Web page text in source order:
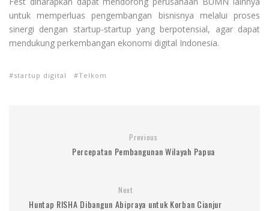
untuk memperluas pengembangan bisnisnya melalui proses
sinergi dengan startup-startup yang berpotensial, agar dapat
mendukung perkembangan ekonomi digital Indonesia.
startup digital Telkom
Previous
Percepatan Pembangunan Wilayah Papua
Next
Huntap RISHA Dibangun Abipraya untuk Korban Cianjur